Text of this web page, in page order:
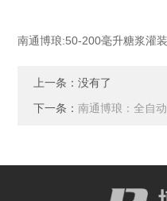
南通博琅:50-200毫升糖浆灌
上一条：没有了
下一条：南通博琅：全自